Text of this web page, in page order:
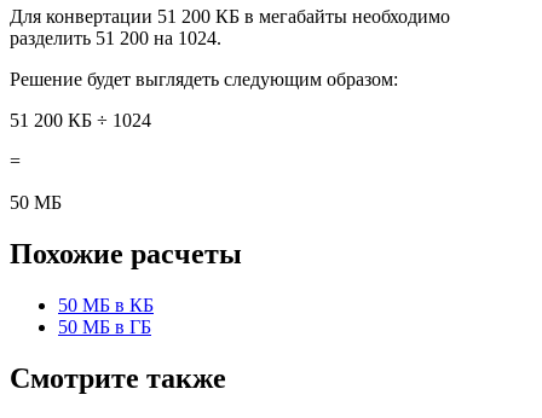
Для конвертации 51 200 КБ в мегабайты необходимо
разделить 51 200 на 1024.
Решение будет выглядеть следующим образом:
51 200 КБ ÷ 1024
=
50 МБ
Похожие расчеты
50 МБ в КБ
50 МБ в ГБ
Смотрите также